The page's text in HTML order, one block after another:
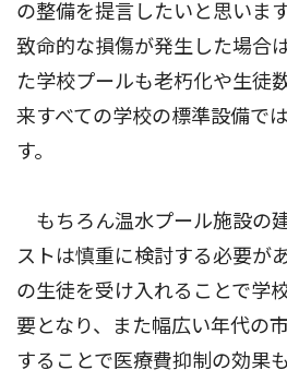
の整備を提言したいと思いま
致命的な損傷が発生した場合
た学校プールも老朽化や生徒
来すべての学校の標準設備で
す。
もちろん温水プール施設の
ストは慎重に検討する必要が
の生徒を受け入れることで学
要となり、また幅広い年代の
することで医療費抑制の効果